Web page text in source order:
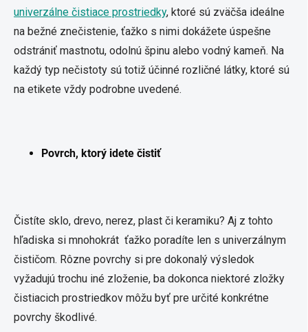
univerzálne čistiace prostriedky, ktoré sú zväčša ideálne
na bežné znečistenie, ťažko s nimi dokážete úspešne
odstrániť mastnotu, odolnú špinu alebo vodný kameň. Na
každý typ nečistoty sú totiž účinné rozličné látky, ktoré sú
na etikete vždy podrobne uvedené.
Povrch, ktorý idete čistiť
Čistíte sklo, drevo, nerez, plast či keramiku? Aj z tohto
hľadiska si mnohokrát ťažko poradíte len s univerzálnym
čističom. Rôzne povrchy si pre dokonalý výsledok
vyžadujú trochu iné zloženie, ba dokonca niektoré zložky
čistiacich prostriedkov môžu byť pre určité konkrétne
povrchy škodlivé.